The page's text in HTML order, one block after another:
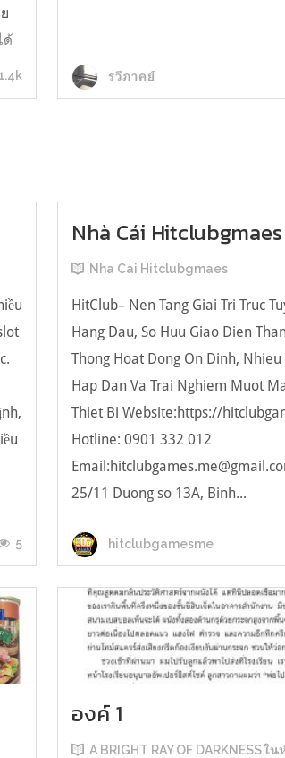
ด้
ะ
รวีภาคย์
5
Nhà Cái Hitclubgmaes
Nha Cai Hitclubgmaes
HitClub– Nen Tang Giai Tri Truc
Hang Dau, So Huu Giao Dien
Thong Hoat Dong On Dinh,
Hap Dan Va Trai Nghiem Muot
Thiet Bi Website:https://
Hotline: 0901 332 012
Email:
25/11 Duong so 13A, Binh...
hitclubgamesme
องค์ 1
A BRIGHT RAY OF DARKNESS ในห้วง